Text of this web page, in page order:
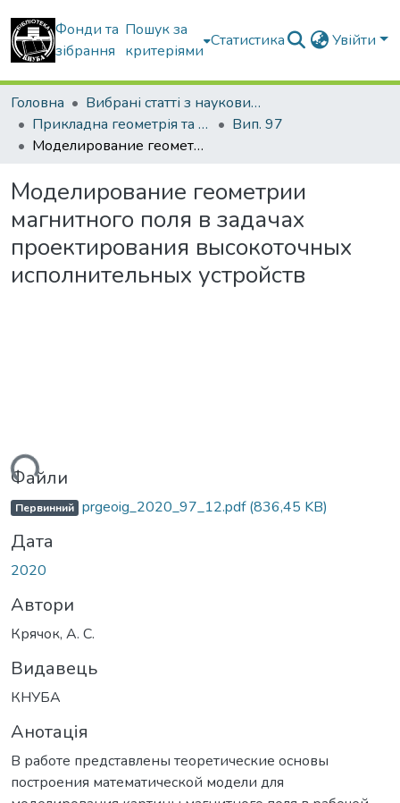
Фонди та
зібрання
Пошук за
критеріями
Статистика Увійти
Головна
Вибрані статті з наукових збірників КНУБА
Прикладна геометрія та інженерна графіка
Вип. 97
Моделирование геометрии магнитного поля в задачах проектирования высокоточных исполнительных устройств
Моделирование геометрии
магнитного поля в задачах
проектирования высокоточных
исполнительных устройств
Файли
Первинний prgeoig_2020_97_12.pdf(836,45 KB)
Дата
2020
Автори
Крячок, А. С.
Видавець
КНУБА
Анотація
В работе представлены теоретические основы
построения математической модели для